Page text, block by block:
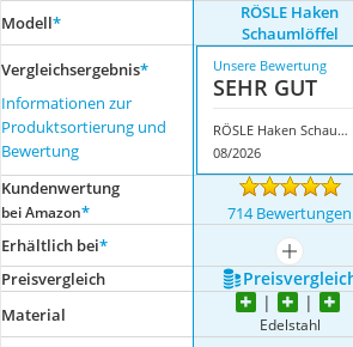
Modell*
RÖSLE Haken
Schaumlöffel
Vergleichsergebnis*
Informationen zur
Produktsortierung und
Bewertung
Unsere Bewertung
SEHR GUT
RÖSLE Haken Schaumlöffel
08/2026
Kundenwertung
bei Amazon* 714 Bewertungen
Erhältlich bei*
mehr
Preis­vergleich
Material Edelstahl